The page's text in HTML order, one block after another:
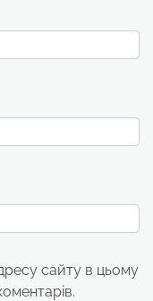
сайту в цьому